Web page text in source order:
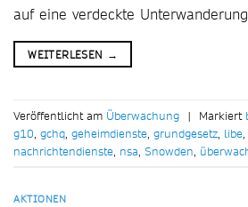
auf eine verdeckte
WEITERLESEN →
Veröffentlicht am Überwachung | Markiert
g10, gchq, geheimdienste, grundgesetz, libe,
nachrichtendienste, nsa, Snowden,
AKTIONEN